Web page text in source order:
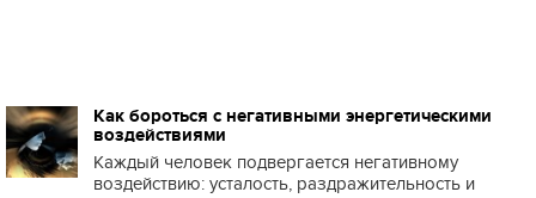
Как бороться с негативными энергетическими
воздействиями
Каждый человек подвергается негативному
воздействию: усталость, раздражительность и